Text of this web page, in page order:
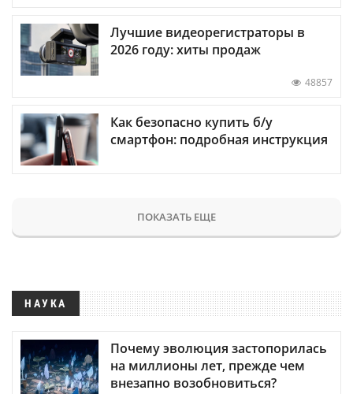
Лучшие видеорегистраторы в
2026 году: хиты продаж
48857
Как безопасно купить б/у
смартфон: подробная инструкция
ПОКАЗАТЬ ЕЩЕ
НАУКА
Почему эволюция застопорилась
на миллионы лет, прежде чем
внезапно возобновиться?